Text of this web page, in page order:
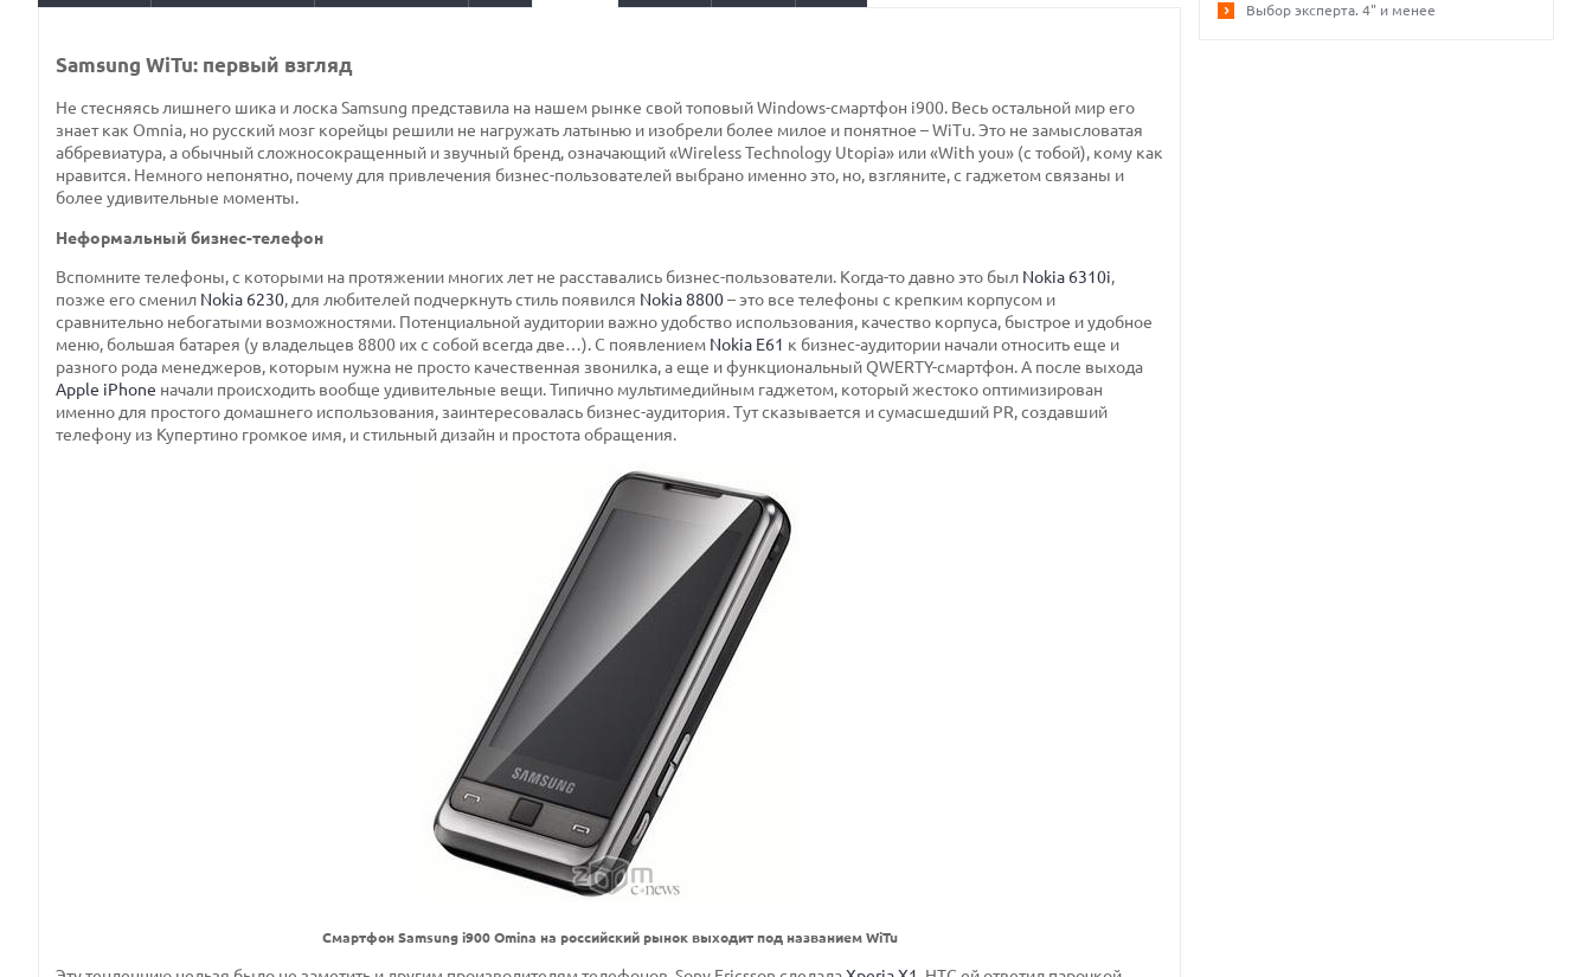
Samsung WiTu: первый взгляд
Не стесняясь лишнего шика и лоска Samsung представила на нашем рынке свой топовый Windows-смартфон i900. Весь остальной мир его
знает как Omnia, но русский мозг корейцы решили не нагружать латынью и изобрели более милое и понятное – WiTu. Это не замысловатая
аббревиатура, а обычный сложносокращенный и звучный бренд, означающий «Wireless Technology Utopia» или «With you» (с тобой), кому как
нравится. Немного непонятно, почему для привлечения бизнес-пользователей выбрано именно это, но, взгляните, с гаджетом связаны и
более удивительные моменты.
Неформальный бизнес-телефон
Вспомните телефоны, с которыми на протяжении многих лет не расставались бизнес-пользователи. Когда-то давно это был Nokia 6310i,
позже его сменил Nokia 6230, для любителей подчеркнуть стиль появился Nokia 8800– это все телефоны с крепким корпусом и
сравнительно небогатыми возможностями. Потенциальной аудитории важно удобство использования, качество корпуса, быстрое и удобное
меню, большая батарея (у владельцев 8800 их с собой всегда две…). С появлением Nokia E61 к бизнес-аудитории начали относить еще и
разного рода менеджеров, которым нужна не просто качественная звонилка, а еще и функциональный QWERTY-смартфон. А после выхода
Apple iPhone начали происходить вообще удивительные вещи. Типично мультимедийным гаджетом, который жестоко оптимизирован
именно для простого домашнего использования, заинтересовалась бизнес-аудитория. Тут сказывается и сумасшедший PR, создавший
телефону из Купертино громкое имя, и стильный дизайн и простота обращения.
Смартфон Samsung i900 Omina на российский рынок выходит под названием WiTu
Выбор эксперта. 4" и менее